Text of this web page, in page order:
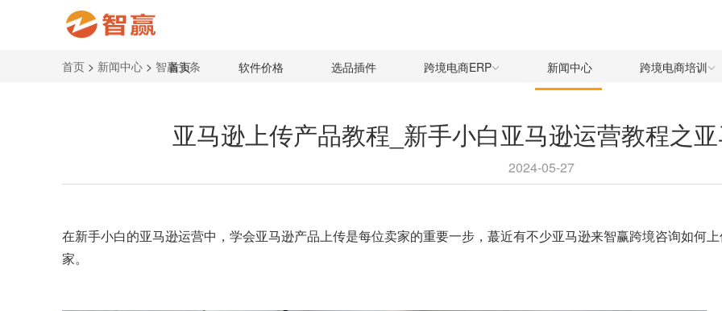
首页 软件价格 选品插件 跨境电商ERP 新闻中心 跨境电商培训
首页 > 新闻中心 > 智赢头条
亚马逊上传产品教程_新手小白亚马逊运营教程之
2024-05-27
在新手小白的亚马逊运营中，学会亚马逊产品上传是每位卖家的重要一步，蕞近有不少亚马逊来智赢跨境咨询如何
家。